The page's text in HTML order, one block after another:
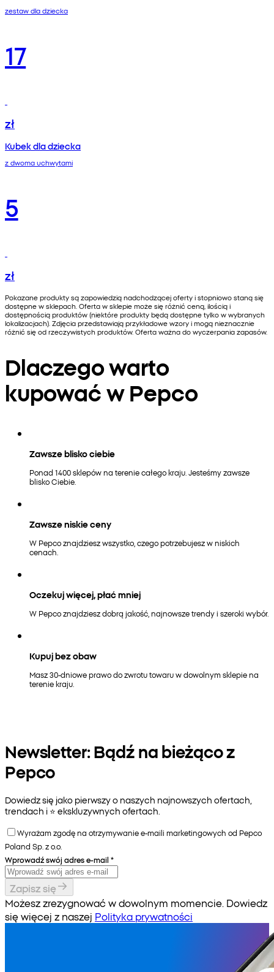
zestaw dla dziecka
17
zł
Kubek dla dziecka
z dwoma uchwytami
5
zł
Pokazane produkty są zapowiedzią nadchodzącej oferty i stopniowo staną się
dostępne w sklepach. Oferta w sklepie może się różnić ceną, ilością i
dostępnością produktów (niektóre produkty będą dostępne tylko w wybranych
lokalizacjach). Zdjęcia przedstawiają przykładowe wzory i mogą nieznacznie
różnić się od rzeczywistych produktów. Oferta ważna do wyczerpania zapasów.
Dlaczego warto
kupować w Pepco
Zawsze blisko ciebie
Ponad 1400 sklepów na terenie całego kraju. Jesteśmy zawsze
blisko Ciebie.
Zawsze niskie ceny
W Pepco znajdziesz wszystko, czego potrzebujesz w niskich
cenach.
Oczekuj więcej, płać mniej
W Pepco znajdziesz dobrą jakość, najnowsze trendy i szeroki wybór.
Kupuj bez obaw
Masz 30-dniowe prawo do zwrotu towaru w dowolnym sklepie na
terenie kraju.
Newsletter: Bądź na bieżąco z
Pepco
Dowiedz się jako pierwszy o naszych najnowszych ofertach,
trendach i ⭐️ ekskluzywnych ofertach.
Wyrażam zgodę na otrzymywanie e-maili marketingowych od Pepco
Poland Sp. z o.o.
Wprowadź swój adres e-mail *
Zapisz się
Możesz zrezygnować w dowolnym momencie. Dowiedz
się więcej z naszej Polityka prywatności